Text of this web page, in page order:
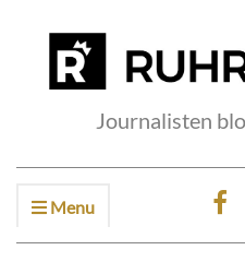
Journalisten
Menu